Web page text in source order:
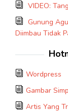
VIDEO:
Gunung
Diimbau Tidak
Wordpress
Gambar
Artis Yang